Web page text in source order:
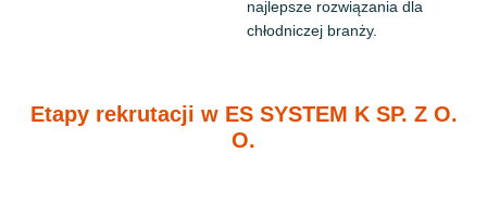
najlepsze rozwiązania dla
chłodniczej branży.
Etapy rekrutacji w ES SYSTEM K SP. Z O.
O.